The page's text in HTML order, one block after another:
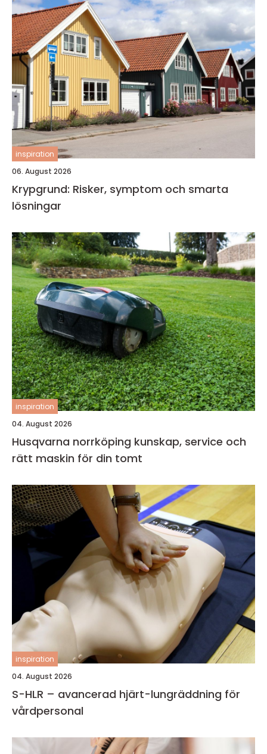
inspiration
06. August 2026
Krypgrund: Risker, symptom och smarta
lösningar
inspiration
04. August 2026
Husqvarna norrköping kunskap, service och
rätt maskin för din tomt
inspiration
04. August 2026
S-HLR – avancerad hjärt-lungräddning för
vårdpersonal